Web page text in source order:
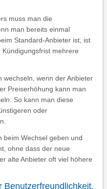
muss man die
man bereits einmal
Standard-Anbieter ist, ist
mehrere
wechseln, wenn der Anbieter
Preiserhöhung kann man
So kann man diese
oder
beim Wechsel geben und
ohne dass der neue
alte Anbieter oft viel höhere
Benutzerfreundlichkeit,